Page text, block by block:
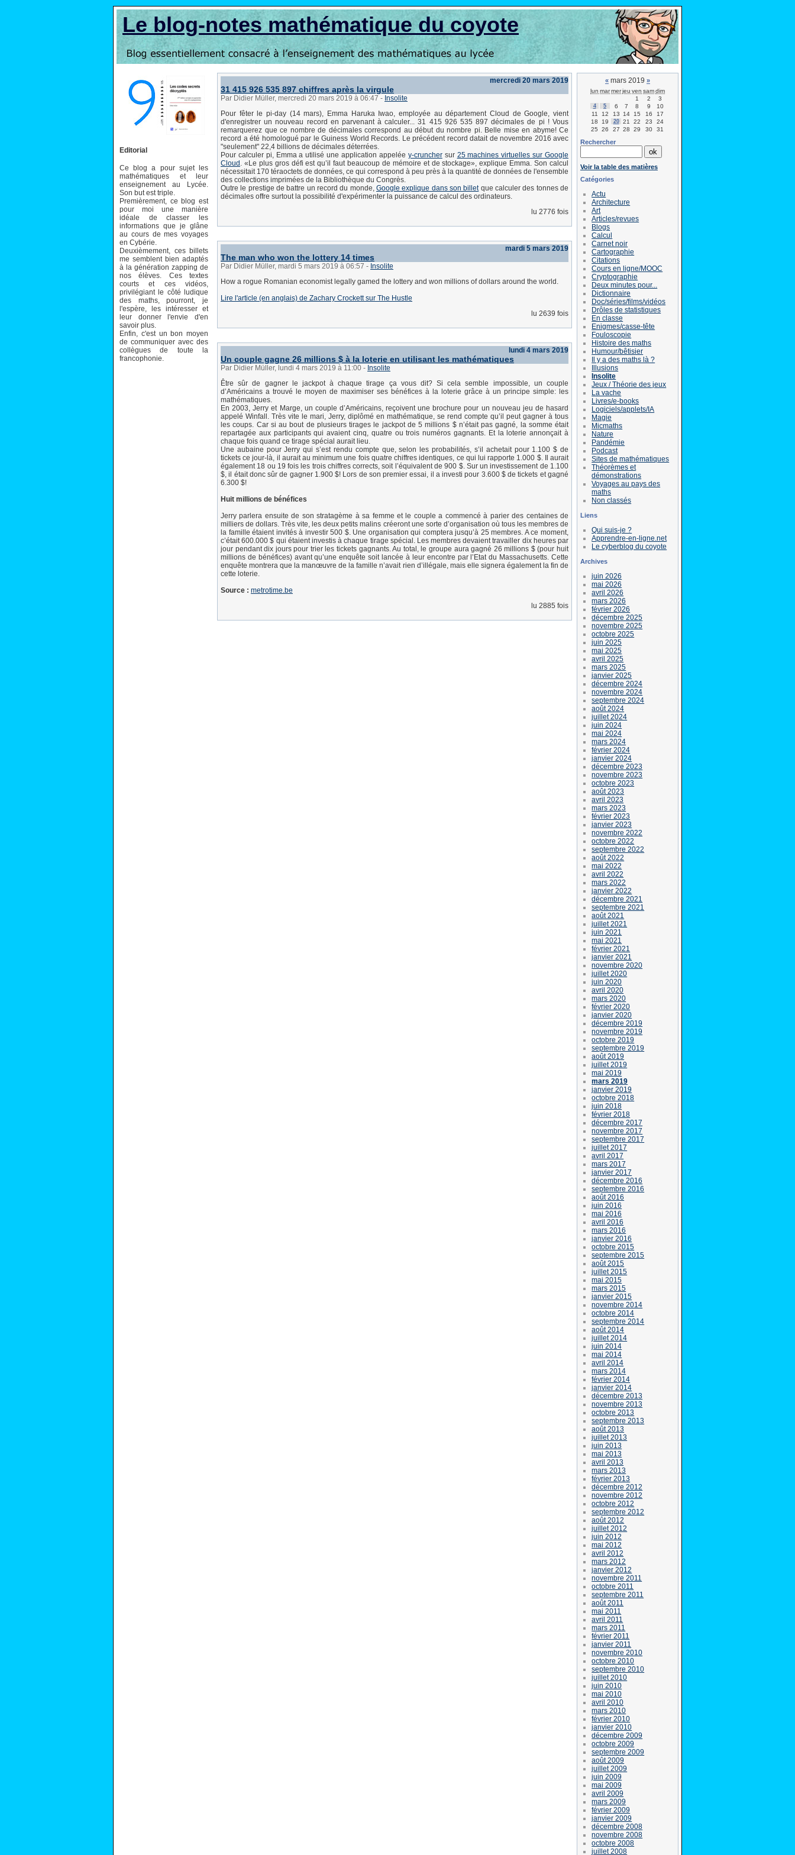
Le blog-notes mathématique du coyote
Editorial
Ce blog a pour sujet les
mathématiques et leur
enseignement au Lycée.
Son but est triple.
Premièrement, ce blog est
pour moi une manière
idéale de classer les
informations que je glâne
au cours de mes voyages
en Cybérie.
Deuxièmement, ces billets
me semblent bien adaptés
à la génération zapping de
nos élèves. Ces textes
courts et ces vidéos,
privilégiant le côté ludique
des maths, pourront, je
l'espère, les intéresser et
leur donner l'envie d'en
savoir plus.
Enfin, c'est un bon moyen
de communiquer avec des
collègues de toute la
francophonie.
mercredi 20 mars 2019
31 415 926 535 897 chiffres après la virgule
Par Didier Müller, mercredi 20 mars 2019 à 06:47 - Insolite
Pour fêter le pi-day (14 mars), Emma Haruka Iwao, employée au département Cloud de Google, vient
d'enregistrer un nouveau record en parvenant à calculer... 31 415 926 535 897 décimales de pi ! Vous
remarquerez que ce nombre de décimales correspond au début du nombre pi. Belle mise en abyme! Ce
record a été homologué par le Guiness World Records. Le précédent record datait de novembre 2016 avec
"seulement" 22,4 billions de décimales déterrées.
Pour calculer pi, Emma a utilisé une application appelée y-crunchersur 25 machines virtuelles sur Google
Cloud . «Le plus gros défi est qu’il faut beaucoup de mémoire et de stockage», explique Emma. Son calcul
nécessitait 170 téraoctets de données, ce qui correspond à peu près à la quantité de données de l'ensemble
des collections imprimées de la Bibliothèque du Congrès.
Outre le prestige de battre un record du monde, Google explique dans son billetque calculer des tonnes de
décimales offre surtout la possibilité d'expérimenter la puissance de calcul des ordinateurs.
lu 2776 fois
mardi 5 mars 2019
The man who won the lottery 14 times
Par Didier Müller, mardi 5 mars 2019 à 06:57 - Insolite
How a rogue Romanian economist legally gamed the lottery and won millions of dollars around the world.
Lire l'article (en anglais) de Zachary Crockett sur The Hustle
lu 2639 fois
lundi 4 mars 2019
Un couple gagne 26 millions $ à la loterie en utilisant les mathématiques
Par Didier Müller, lundi 4 mars 2019 à 11:00 - Insolite
Être sûr de gagner le jackpot à chaque tirage ça vous dit? Si cela semble impossible, un couple
d’Américains a trouvé le moyen de maximiser ses bénéfices à la loterie grâce à un principe simple: les
mathématiques.
En 2003, Jerry et Marge, un couple d’Américains, reçoivent une brochure pour un nouveau jeu de hasard
appelé Winfall. Très vite le mari, Jerry, diplômé en mathématique, se rend compte qu’il peut gagner à tous
les coups. Car si au bout de plusieurs tirages le jackpot de 5 millions $ n’était pas gagné, la somme était
repartagée aux participants qui avaient cinq, quatre ou trois numéros gagnants. Et la loterie annonçait à
chaque fois quand ce tirage spécial aurait lieu.
Une aubaine pour Jerry qui s’est rendu compte que, selon les probabilités, s’il achetait pour 1.100 $ de
tickets ce jour-là, il aurait au minimum une fois quatre chiffres identiques, ce qui lui rapporte 1.000 $. Il aurait
également 18 ou 19 fois les trois chiffres corrects, soit l’équivalent de 900 $. Sur un investissement de 1.100
$, il était donc sûr de gagner 1.900 $! Lors de son premier essai, il a investi pour 3.600 $ de tickets et gagné
6.300 $!
Huit millions de bénéfices
Jerry parlera ensuite de son stratagème à sa femme et le couple a commencé à parier des centaines de
milliers de dollars. Très vite, les deux petits malins créeront une sorte d’organisation où tous les membres de
la famille étaient invités à investir 500 $. Une organisation qui comptera jusqu’à 25 membres. A ce moment,
c’était 600.000 $ qui étaient investis à chaque tirage spécial. Les membres devaient travailler dix heures par
jour pendant dix jours pour trier les tickets gagnants. Au total, le groupe aura gagné 26 millions $ (pour huit
millions de bénéfices) avant qu’une enquête soit lancée à leur encontre par l’Etat du Massachusetts. Cette
enquête montrera que la manœuvre de la famille n’avait rien d’illégale, mais elle signera également la fin de
cette loterie.
Source : metrotime.be
lu 2885 fois
« mars 2019 »
lun marmerjeu ven samdim
1
2 3
4 5 6 7 8 9
10
11
12 13 14 15 16
17
18
19 20 21 22 23
24
25
26 27 28 29 30 31
Rechercher
Voir la table des matières
Catégories
Actu
Architecture
Art
Articles/revues
Blogs
Calcul
Carnet noir
Cartographie
Citations
Cours en ligne/MOOC
Cryptographie
Deux minutes pour...
Dictionnaire
Doc/séries/films/vidéos
Drôles de statistiques
En classe
Enigmes/casse-tête
Fouloscopie
Histoire des maths
Humour/bêtisier
Il y a des maths là ?
Illusions
Insolite
Jeux / Théorie des jeux
La vache
Livres/e-books
Logiciels/applets/IA
Magie
Micmaths
Nature
Pandémie
Podcast
Sites de mathématiques
Théorèmes et
démonstrations
Voyages au pays des
maths
Non classés
Liens
Qui suis-je ?
Apprendre-en-ligne.net
Le cyberblog du coyote
Archives
juin 2026
mai 2026
avril 2026
mars 2026
février 2026
décembre 2025
novembre 2025
octobre 2025
juin 2025
mai 2025
avril 2025
mars 2025
janvier 2025
décembre 2024
novembre 2024
septembre 2024
août 2024
juillet 2024
juin 2024
mai 2024
mars 2024
février 2024
janvier 2024
décembre 2023
novembre 2023
octobre 2023
août 2023
avril 2023
mars 2023
février 2023
janvier 2023
novembre 2022
octobre 2022
septembre 2022
août 2022
mai 2022
avril 2022
mars 2022
janvier 2022
décembre 2021
septembre 2021
août 2021
juillet 2021
juin 2021
mai 2021
février 2021
janvier 2021
novembre 2020
juillet 2020
juin 2020
avril 2020
mars 2020
février 2020
janvier 2020
décembre 2019
novembre 2019
octobre 2019
septembre 2019
août 2019
juillet 2019
mai 2019
mars 2019
janvier 2019
octobre 2018
juin 2018
février 2018
décembre 2017
novembre 2017
septembre 2017
juillet 2017
avril 2017
mars 2017
janvier 2017
décembre 2016
septembre 2016
août 2016
juin 2016
mai 2016
avril 2016
mars 2016
janvier 2016
octobre 2015
septembre 2015
août 2015
juillet 2015
mai 2015
mars 2015
janvier 2015
novembre 2014
octobre 2014
septembre 2014
août 2014
juillet 2014
juin 2014
mai 2014
avril 2014
mars 2014
février 2014
janvier 2014
décembre 2013
novembre 2013
octobre 2013
septembre 2013
août 2013
juillet 2013
juin 2013
mai 2013
avril 2013
mars 2013
février 2013
décembre 2012
novembre 2012
octobre 2012
septembre 2012
août 2012
juillet 2012
juin 2012
mai 2012
avril 2012
mars 2012
janvier 2012
novembre 2011
octobre 2011
septembre 2011
août 2011
mai 2011
avril 2011
mars 2011
février 2011
janvier 2011
novembre 2010
octobre 2010
septembre 2010
juillet 2010
juin 2010
mai 2010
avril 2010
mars 2010
février 2010
janvier 2010
décembre 2009
octobre 2009
septembre 2009
août 2009
juillet 2009
juin 2009
mai 2009
avril 2009
mars 2009
février 2009
janvier 2009
décembre 2008
novembre 2008
octobre 2008
juillet 2008